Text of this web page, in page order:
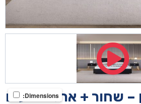
– שחור + ארגז מצעים
Dimensions: